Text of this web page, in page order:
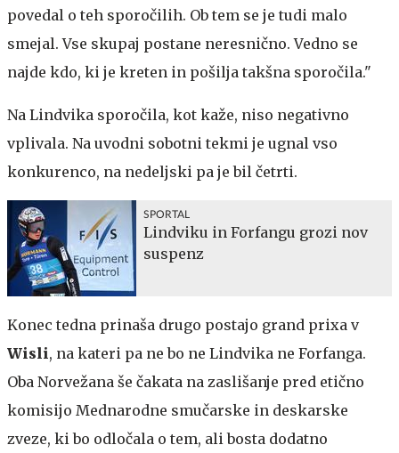
povedal o teh sporočilih. Ob tem se je tudi malo
smejal. Vse skupaj postane neresnično. Vedno se
najde kdo, ki je kreten in pošilja takšna sporočila."
Na Lindvika sporočila, kot kaže, niso negativno
vplivala. Na uvodni sobotni tekmi je ugnal vso
konkurenco, na nedeljski pa je bil četrti.
SPORTAL
Lindviku in Forfangu grozi nov
suspenz
Konec tedna prinaša drugo postajo grand prixa v
Wisli, na kateri pa ne bo ne Lindvika ne Forfanga.
Oba Norvežana še čakata na zaslišanje pred etično
komisijo Mednarodne smučarske in deskarske
zveze, ki bo odločala o tem, ali bosta dodatno